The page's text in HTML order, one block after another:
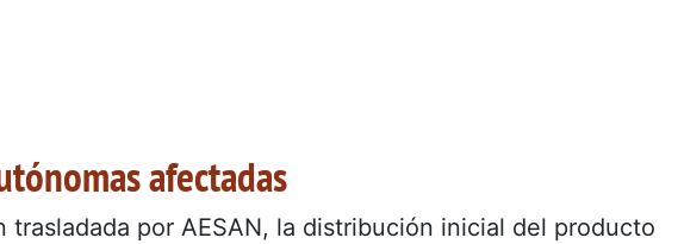
afectadas
trasladada por AESAN, la distribución inicial del producto